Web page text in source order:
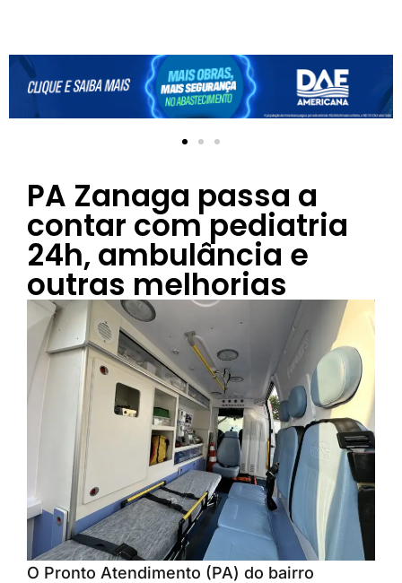
PA Zanaga passa a
contar com pediatria
24h, ambulância e
outras melhorias
O Pronto Atendimento (PA) do bairro